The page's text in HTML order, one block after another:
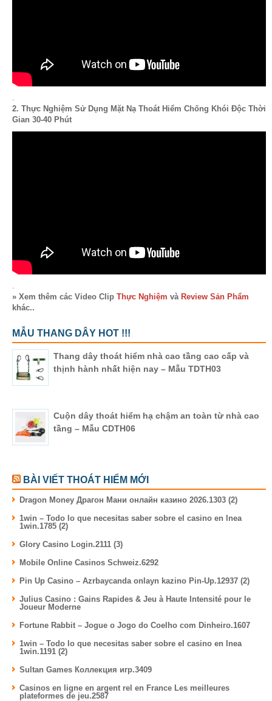
2. Thực Nghiệm Sử Dụng Mặt Nạ Thoát Hiểm Chống Khói Độc Thời
Gian 30-40 Phút
» Xem thêm các Video Clip Thực Nghiệm và Review Sản Phẩm
khác..
MẪU THANG DÂY HOT !!!
Thang dây thoát hiểm nhà cao tầng cao cấp và
thịnh hành nhất hiện nay – Mẫu TDTH03
Cuộn dây thoát hiểm hạ chậm an toàn từ nhà cao
tầng – Mẫu CDTH06
BÀI VIẾT THOÁT HIỂM MỚI
Dragon Money Драгон Мани онлайн казино 2026.1303 (2)
1win – Todo lo que necesitas saber sobre el casino en lnea
1win.1785 (2)
Glory Casino Login.2111 (3)
Mobile Online Casinos Schweiz.6292
Pin Up Casino – Azrbaycanda onlayn kazino Pin-Up.12937 (2)
Julius Casino : Gains Rapides & Jeu à Haute Intensité pour le
Joueur Moderne
Fortune Rabbit – Jogue o Jogo do Coelho com Dinheiro.1607
1win – Todo lo que necesitas saber sobre el casino en lnea
1win.1191 (2)
Sultan Games Коллекция игр.3409
Casinos en ligne en argent rel en France Les meilleures
plateformes de jeu.2587